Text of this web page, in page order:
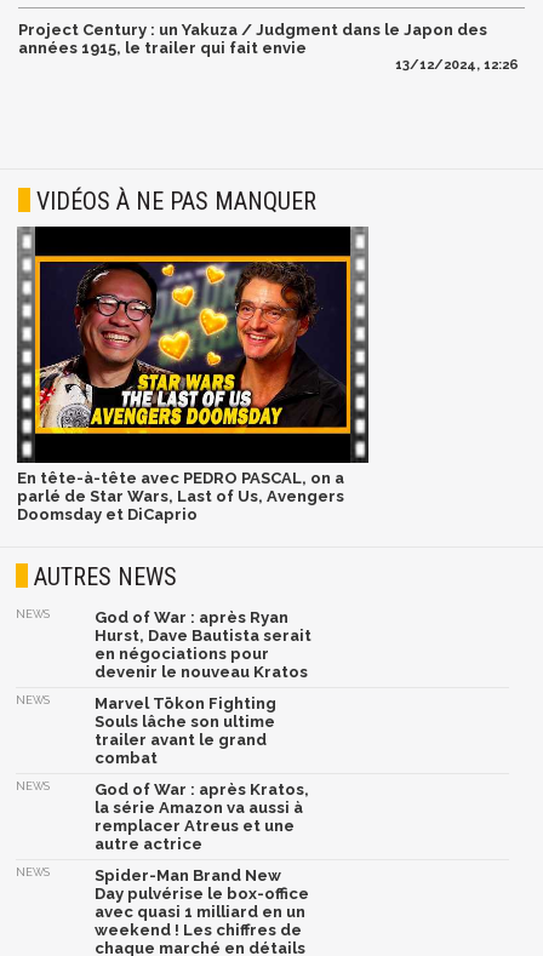
Project Century : un Yakuza / Judgment dans le Japon des
années 1915, le trailer qui fait envie
13/12/2024, 12:26
VIDÉOS À NE PAS MANQUER
En tête-à-tête avec PEDRO PASCAL, on a
parlé de Star Wars, Last of Us, Avengers
Doomsday et DiCaprio
AUTRES NEWS
NEWS
God of War : après Ryan
Hurst, Dave Bautista serait
en négociations pour
devenir le nouveau Kratos
NEWS
Marvel Tōkon Fighting
Souls lâche son ultime
trailer avant le grand
combat
NEWS
God of War : après Kratos,
la série Amazon va aussi à
remplacer Atreus et une
autre actrice
NEWS
Spider-Man Brand New
Day pulvérise le box-office
avec quasi 1 milliard en un
weekend ! Les chiffres de
chaque marché en détails